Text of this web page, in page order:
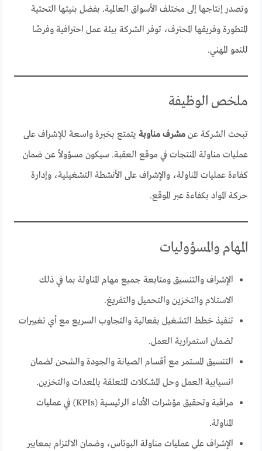
وتصدر إنتاجها إلى مختلف الأسواق العالمية. بفضل بنيتها التحتية
المتطورة وفريقها المحترف، توفر الشركة بيئة عمل احترافية وفرصًا
للنمو المهني.
ملخص الوظيفة
تبحث الشركة عنمشرف مناوبة يتمتع بخبرة واسعة للإشراف على
عمليات مناولة المنتجات في موقع العقبة. سيكون مسؤولاً عن ضمان
كفاءة عمليات المناولة، والإشراف على الأنشطة التشغيلية، وإدارة
حركة المواد بكفاءة عبر الموقع.
المهام والمسؤوليات
الإشراف والتنسيق ومتابعة جميع مهام المناولة بما في ذلك
الاستلام والتخزين والتحميل والتفريغ.
تنفيذ خطط التشغيل بفعالية والتجاوب السريع مع أي تغييرات
لضمان استمرارية العمل.
التنسيق المستمر مع أقسام الصيانة والجودة والشحن لضمان
انسيابية العمل وحل المشكلات المتعلقة بالمعدات والتخزين.
مراقبة وتحقيق مؤشرات الأداء الرئيسية (KPIs) في عمليات
المناولة.
الإشراف على عمليات مناولة البوتاس، وضمان الالتزام بمعايير